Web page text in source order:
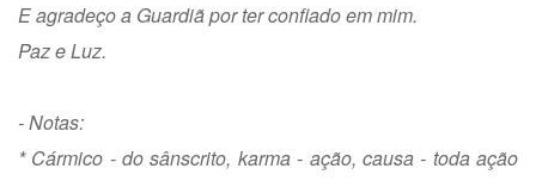
E agradeço a Guardiã por ter confiado em mim.
Paz e Luz.
- Notas:
* Cármico - do sânscrito, karma - ação, causa - toda ação